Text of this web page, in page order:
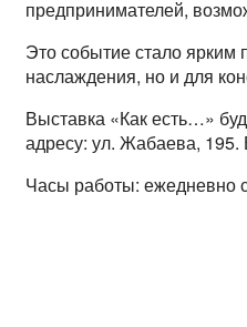
предпринимателей,
Это событие стало ярким
наслаждения, но и для
Выставка «Как есть…»
адресу: ул. Жабаева,
Часы работы: ежедневно